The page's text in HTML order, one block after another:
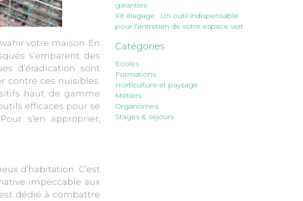
votre maison. En
s’emparent des
d’éradication sont
contre ces nuisibles.
haut de gamme
efficaces pour se
s’en approprier,
d’habitation. C’est
impeccable aux
dédié à combattre
garanties
Kit élagage : Un outil indispensable
pour l’entretien de votre espace vert
Catégories
Ecoles
Formations
Horticulture et paysage
Métiers
Organismes
Stages & séjours